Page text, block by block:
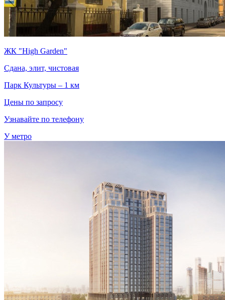
ЖК "High Garden"
Сдана, элит, чистовая
Парк Культуры – 1 км
Цены по запросу
Узнавайте по телефону
У метро